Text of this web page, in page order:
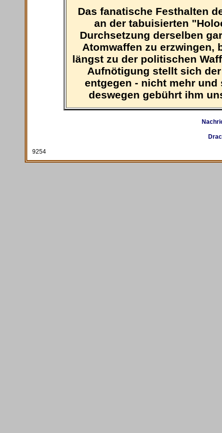
Das fanatische Festhalten
an der tabuisierten
Durchsetzung derselben
Atomwaffen zu erzwingen,
längst zu der politischen
Aufnötigung stellt sich
entgegen - nicht mehr
deswegen gebührt ihm
9254